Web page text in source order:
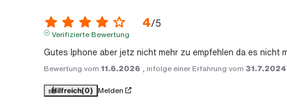
4/5
Verifizierte Bewertung
Gutes Iphone aber jetz nicht mehr zu empfehlen da es nicht
Bewertung vom11.6.2026 , infolge einer Erfahrung vom31.7.2024
Hilfreich(0) Melden